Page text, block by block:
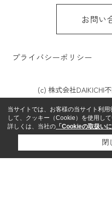
お問い
プライバシーポリシー
(c) 株式会社DAIKICHI
当サイトでは、お客様の当サイト利
して、クッキー（Cookie）を使用して
詳しくは、当社の 「Cookieの取扱い
閉